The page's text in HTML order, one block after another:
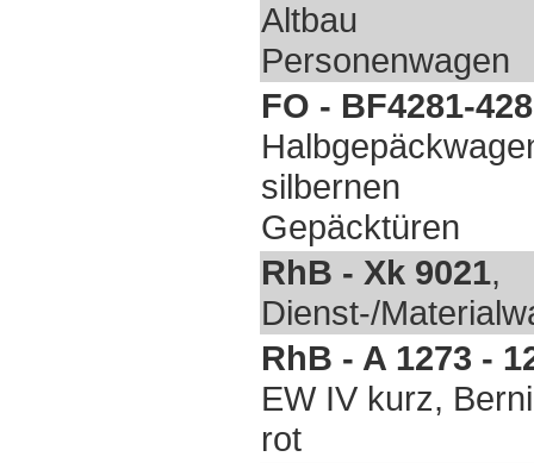
Altbau
Personenwagen
FO - BF4281-
silbernen
Gepäcktüren
RhB - Xk 9021,
Dienst-/
RhB - A 1273 -
EW IV kurz,
rot